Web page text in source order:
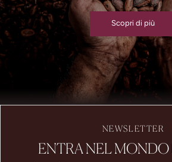
Scopri di più
NEWSLETTER
ENTRA NEL